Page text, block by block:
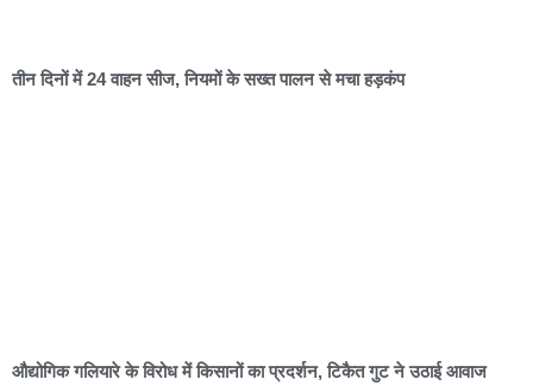
तीन दिनों में 24 वाहन सीज, नियमों के सख्त पालन से मचा हड़कंप
औद्योगिक गलियारे के विरोध में किसानों का प्रदर्शन, टिकैत गुट ने उठाई आवाज